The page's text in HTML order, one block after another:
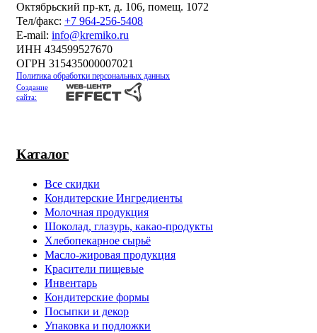
Каталог
Все скидки
Кондитерские Ингредиенты
Молочная продукция
Шоколад, глазурь, какао-продукты
Хлебопекарное сырьё
Масло-жировая продукция
Красители пищевые
Инвентарь
Кондитерские формы
Посыпки и декор
Упаковка и подложки
Октябрьский пр-кт, д. 106, помещ. 1072
Тел/факс: +7 964-256-5408
Е-mail: info@kremiko.ru
ИНН 434599527670
ОГРН 315435000007021
Политика обработки персональных данных
Создание
сайта: